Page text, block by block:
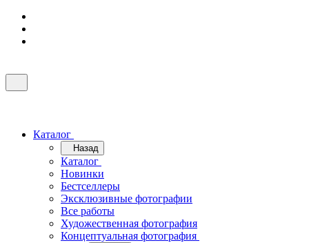
Каталог
Назад
Каталог
Новинки
Бестселлеры
Эксклюзивные фотографии
Все работы
Художественная фотография
Концептуальная фотография